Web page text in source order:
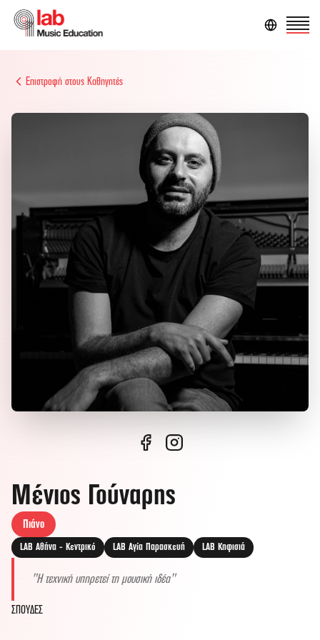
Επιστροφή στους Καθηγητές
Μένιος Γούναρης
Πιάνο
LAB Αθήνα - Κεντρικό LAB Αγία Παρασκευή LAB Κηφισιά
Η τεχνική υπηρετεί τη μουσική ιδέα
ΣΠΟΥΔΕΣ